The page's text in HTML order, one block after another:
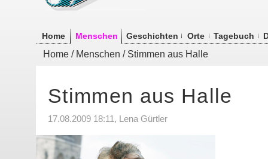
Home Menschen Geschichten Orte Tagebuch
Home / Menschen / Stimmen aus Halle
Stimmen aus Halle
17.08.2009 18:11, Lena Gürtler